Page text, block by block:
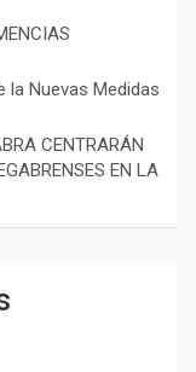
la Nuevas Medidas
CENTRARÁN
EN LA